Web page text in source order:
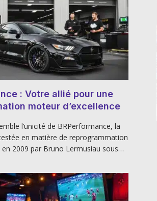
: Votre allié pour une
moteur d’excellence
l’unicité de BRPerformance, la
en matière de reprogrammation
2009 par Bruno Lermusiau sous…